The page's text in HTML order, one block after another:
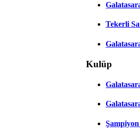
Tekerli
Kulüp